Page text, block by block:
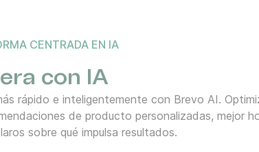
CENTRADA EN IA
con IA
rápido e inteligentemente con Brevo AI.
de producto personalizadas, mejor
sobre qué impulsa resultados.